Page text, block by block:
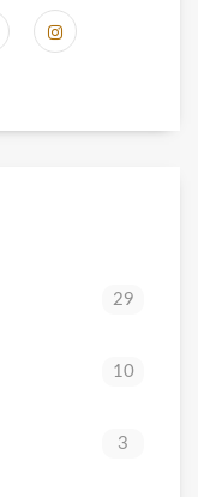
29
10
3